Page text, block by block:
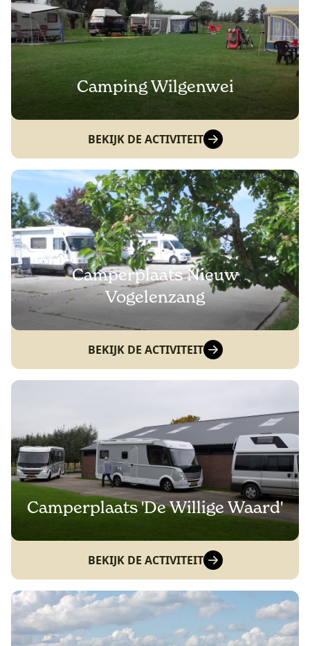
Camping Wilgenwei
BEKIJK DE ACTIVITEIT
Camperplaats Nieuw
Vogelenzang
BEKIJK DE ACTIVITEIT
Camperplaats 'De Willige Waard'
BEKIJK DE ACTIVITEIT